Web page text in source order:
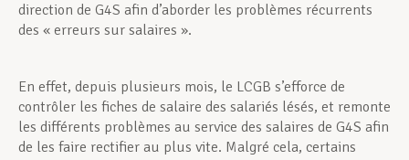
direction de G4S afin d’aborder les problèmes récurrents
des « erreurs sur salaires ».
En effet, depuis plusieurs mois, le LCGB s’efforce de
contrôler les fiches de salaire des salariés lésés, et remonte
les différents problèmes au service des salaires de G4S afin
de les faire rectifier au plus vite. Malgré cela, certains